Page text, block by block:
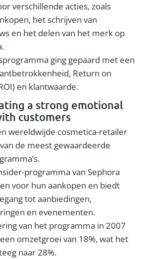
verschillende acties, zoals
het schrijven van
en het delen van het merk op
ging gepaard met een
Return on
en klantwaarde.
a strong emotional
customers
wereldwijde cosmetica-retailer
de meest gewaardeerde
programma van Sephora
voor hun aankopen en biedt
tot aanbiedingen,
en evenementen.
van het programma in 2007
omzetgroei van 18%, wat het
naar 28%.